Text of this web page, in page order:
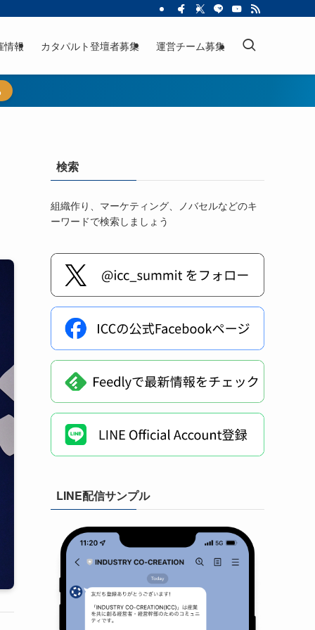
情報 カタパルト登壇者募集 運営チーム募集
検索
組織作り、マーケティング、ノバセルなどのキ
ーワードで検索しましょう
LINE配信サンプル